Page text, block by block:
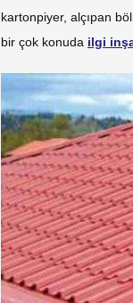
kartonpiyer, alçıpan
bir çok konuda ilgi